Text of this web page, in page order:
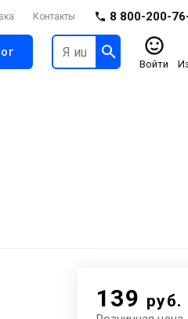
Контакты 8 800-200-
Войти
139 руб.